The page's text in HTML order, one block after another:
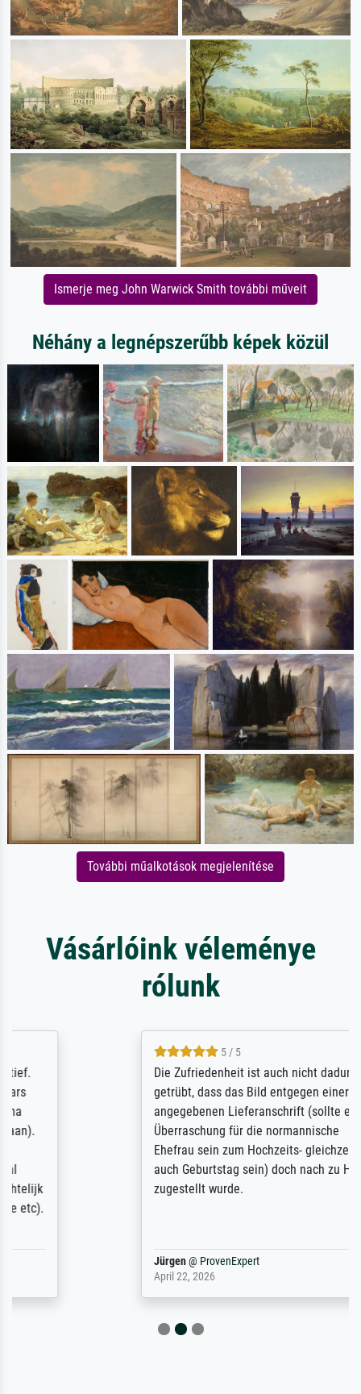
Ismerje meg John Warwick Smith további műveit
Néhány a legnépszerűbb képek közül
További műalkotások megjelenítése
Vásárlóink véleménye
rólunk
Die Zufriedenheit ist auch nicht dadurch
getrübt, dass das Bild entgegen einer
angegebenen Lieferanschrift (sollte eine
Überraschung für die normannische
Ehefrau sein zum Hochzeits- gleichzeitig
auch Geburtstag sein) doch nach zu Hause
zugestellt wurde.
ProvenExpert